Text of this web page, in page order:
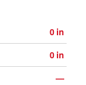
0 in
0 in
—